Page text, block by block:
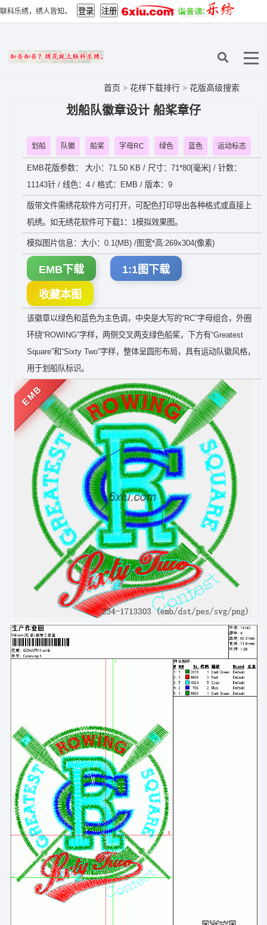
联科乐绣，绣人皆知。
首页 > 花样下载排行 > 花版高级搜索
划船队徽章设计 船桨章仔
划船 队徽 船桨 字母RC 绿色 蓝色 运动标志
EMB花版参数： 大小：71.50 KB / 尺寸：71*80[毫米] / 针数：
11143针 / 线色：4 / 格式：EMB / 版本：9
版带文件需绣花软件方可打开，可配色打印导出各种格式或直接上
机绣。如无绣花软件可下载1：1模拟效果图。
模拟图片信息：大小：0.1(MB) /图宽*高:269x304(像素)
EMB下载 1:1图下载
收藏本图
该徽章以绿色和蓝色为主色调，中央是大写的“RC”字母组合，外圈
环绕“ROWING”字样，两侧交叉两支绿色船桨，下方有“Greatest
Square”和“Sixty Two”字样，整体呈圆形布局，具有运动队徽风格，
用于划船队标识。
EMB